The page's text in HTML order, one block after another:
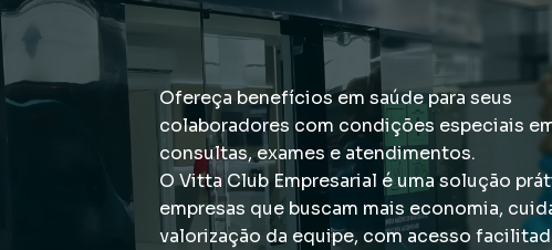
Ofereça benefícios em saúde para seus
colaboradores com condições especiais
consultas, exames e atendimentos.
O Vitta Club Empresarial é uma solução
empresas que buscam mais economia,
valorização da equipe, com acesso